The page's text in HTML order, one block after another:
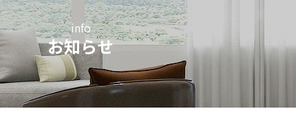
info
お知らせ